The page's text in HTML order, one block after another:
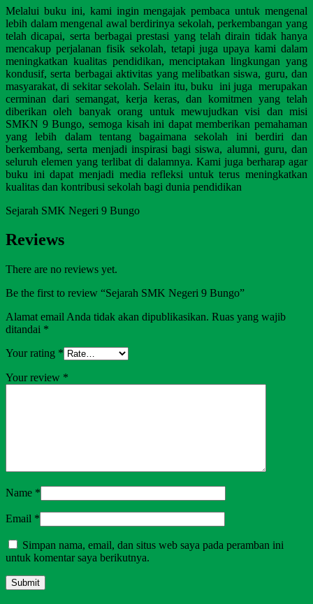
Melalui buku ini, kami ingin mengajak pembaca untuk mengenal
lebih dalam mengenal awal berdirinya sekolah, perkembangan yang
telah dicapai, serta berbagai prestasi yang telah dirain tidak hanya
mencakup perjalanan fisik sekolah, tetapi juga upaya kami dalam
meningkatkan kualitas pendidikan, menciptakan lingkungan yang
kondusif, serta berbagai aktivitas yang melibatkan siswa, guru, dan
masyarakat, di sekitar sekolah. Selain itu, buku ini juga merupakan
cerminan dari semangat, kerja keras, dan komitmen yang telah
diberikan oleh banyak orang untuk mewujudkan visi dan misi
SMKN 9 Bungo, semoga kisah ini dapat memberikan pemahaman
yang lebih dalam tentang bagaimana sekolah ini berdiri dan
berkembang, serta menjadi inspirasi bagi siswa, alumni, guru, dan
seluruh elemen yang terlibat di dalamnya. Kami juga berharap agar
buku ini dapat menjadi media refleksi untuk terus meningkatkan
kualitas dan kontribusi sekolah bagi dunia pendidikan
Sejarah SMK Negeri 9 Bungo
Reviews
There are no reviews yet.
Be the first to review “Sejarah SMK Negeri 9 Bungo”
Alamat email Anda tidak akan dipublikasikan. Ruas yang wajib
ditandai *
Your rating *
Your review *
Name *
Email *
Simpan nama, email, dan situs web saya pada peramban ini
untuk komentar saya berikutnya.